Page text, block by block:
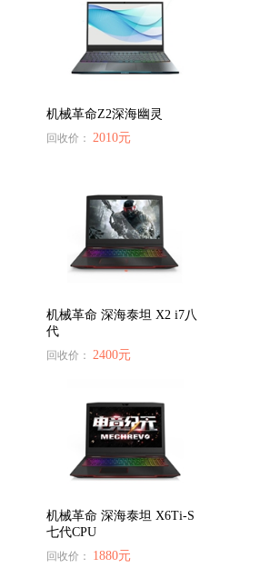
机械革命Z2深海幽灵
回收价： 2010元
机械革命 深海泰坦 X2 i7八
代
回收价： 2400元
机械革命 深海泰坦 X6Ti-S
七代CPU
回收价： 1880元